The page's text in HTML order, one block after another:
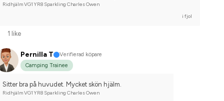
Ridhjälm VG1 YR8 Sparkling Charles Owen
i fjol
1 like
Pernilla T
Verifierad köpare
Camping Trainee
Sitter bra på huvudet. Mycket skön hjälm.
Ridhjälm VG1 YR8 Sparkling Charles Owen